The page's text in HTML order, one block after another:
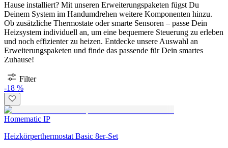
Hause installiert? Mit unseren Erweiterungspaketen fügst Du
Deinem System im Handumdrehen weitere Komponenten hinzu.
Ob zusätzliche Thermostate oder smarte Sensoren – passe Dein
Heizsystem individuell an, um eine bequemere Steuerung zu erleben
und noch effizienter zu heizen. Entdecke unsere Auswahl an
Erweiterungspaketen und finde das passende für Dein smartes
Zuhause!
Filter
-18 %
Homematic IP
Heizkörperthermostat Basic 8er-Set